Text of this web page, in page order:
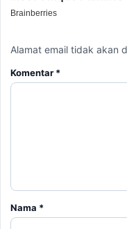
Alamat email tidak akan
Komentar *
Nama *